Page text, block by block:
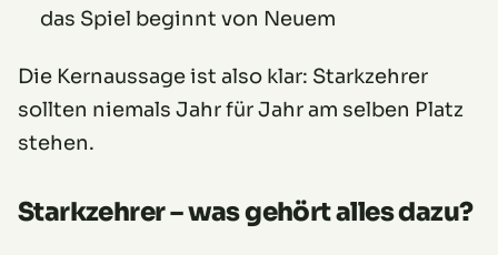
das Spiel beginnt von Neuem
Die Kernaussage ist also klar: Starkzehrer
sollten niemals Jahr für Jahr am selben Platz
stehen.
Starkzehrer – was gehört alles dazu?